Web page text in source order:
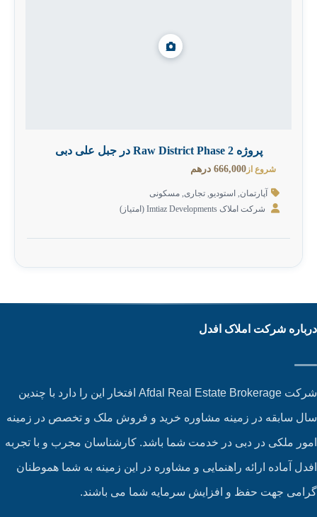
پروژه Raw District Phase 2 در جبل علی دبی
شروع از 666,000 درهم
آپارتمان,استودیو,تجاری ,مسکونی
شرکت املاک Imtiaz Developments (امتیاز)
شرکت املاک افدل
شرکت Afdal Real Estate Brokerage افتخار این را دارد با چندین
سابقه در زمینه مشاوره خرید و فروش ملک و تخصص در زمینه
ملکی در دبی در خدمت شما باشد. کارشناسان مجرب و با تجربه
آماده ارائه راهنمایی و مشاوره در این زمینه به شما هموطنان
جهت حفظ و افزایش سرمایه شما می باشند.